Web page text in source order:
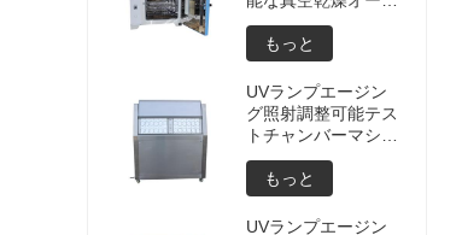
ン真空デガッシング
チャンバーカスタマ
イズされたオーブン
真空乾燥装置の価格
もっと
UVランプエージン
グ照射調整可能テス
トチャンバーマシン
UVウェザリングエ
ージングチャンバー
UV加速ウェザリン
グテスト
もっと
UVランプエージン